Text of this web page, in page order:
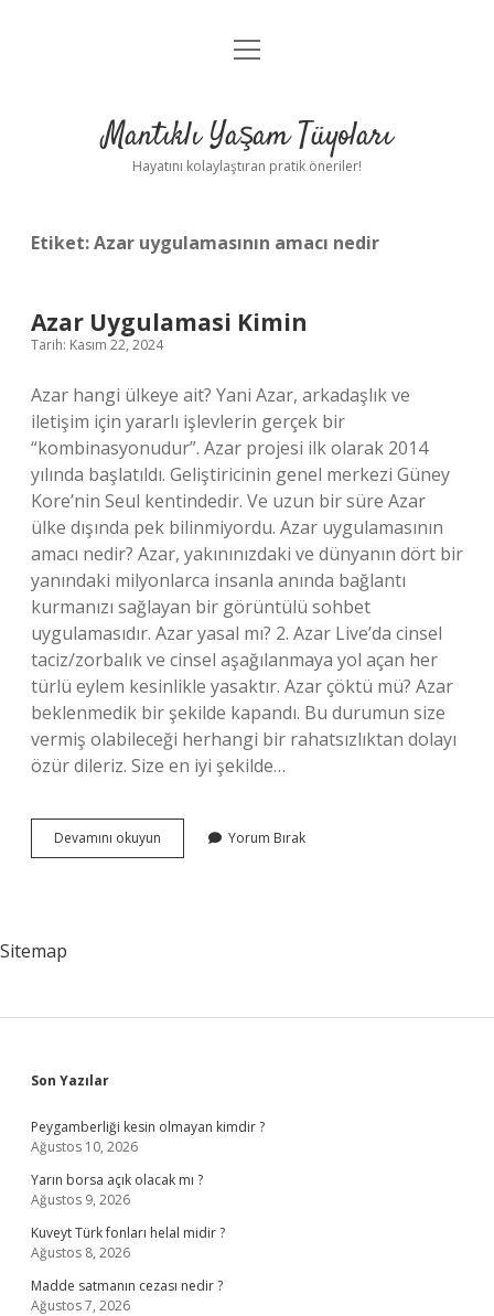
Anasayfa
Yasal Uyarı
menüyü
Mantıklı Yaşam Tüyoları
Hayatını kolaylaştıran pratik öneriler!
Etiket:Azar uygulamasının amacı nedir
Azar Uygulamasi Kimin
Tarih: Kasım 22, 2024
Azar hangi ülkeye ait? Yani Azar, arkadaşlık ve
iletişim için yararlı işlevlerin gerçek bir
“kombinasyonudur”. Azar projesi ilk olarak 2014
yılında başlatıldı. Geliştiricinin genel merkezi Güney
Kore’nin Seul kentindedir. Ve uzun bir süre Azar
ülke dışında pek bilinmiyordu. Azar uygulamasının
amacı nedir? Azar, yakınınızdaki ve dünyanın dört bir
yanındaki milyonlarca insanla anında bağlantı
kurmanızı sağlayan bir görüntülü sohbet
uygulamasıdır. Azar yasal mı? 2. Azar Live’da cinsel
taciz/zorbalık ve cinsel aşağılanmaya yol açan her
türlü eylem kesinlikle yasaktır. Azar çöktü mü? Azar
beklenmedik bir şekilde kapandı. Bu durumun size
vermiş olabileceği herhangi bir rahatsızlıktan dolayı
özür dileriz. Size en iyi şekilde…
Devamını okuyun
Uygulamasi
Yorum Bırak
Sitemap
Sidebar
Son Yazılar
Peygamberliği kesin olmayan kimdir ?
Ağustos 10, 2026
Yarın borsa açık olacak mı ?
Ağustos 9, 2026
Kuveyt Türk fonları helal midir ?
Ağustos 8, 2026
Madde satmanın cezası nedir ?
Ağustos 7, 2026